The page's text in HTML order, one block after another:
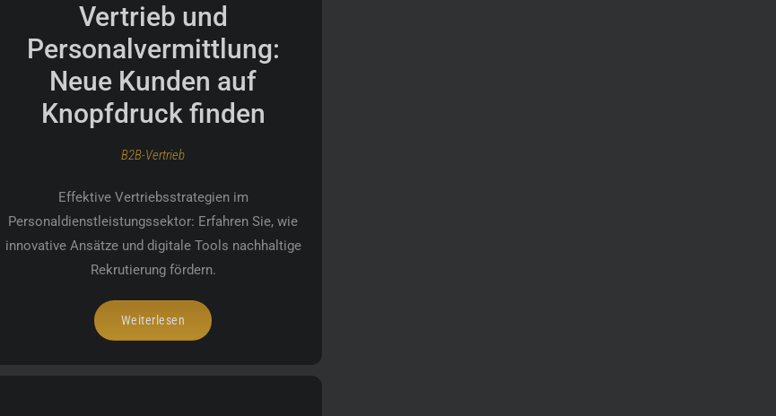
Vertrieb und
Personalvermittlung:
Neue Kunden auf
Knopfdruck finden
B2B-Vertrieb
Effektive Vertriebsstrategien im
Personaldienstleistungssektor: Erfahren Sie, wie
innovative Ansätze und digitale Tools nachhaltige
Rekrutierung fördern.
Weiterlesen